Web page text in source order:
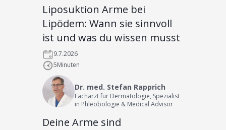
Liposuktion Arme bei
Lipödem: Wann sie sinnvoll
ist und was du wissen musst
9.7.2026
5Minuten
Dr. med. Stefan Rapprich
Facharzt für Dermatologie, Spezialist
in Phleobologie & Medical Advisor
Deine Arme sind